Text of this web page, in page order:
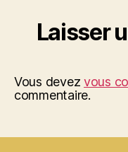
Laisser
Vous devezvous
commentaire.